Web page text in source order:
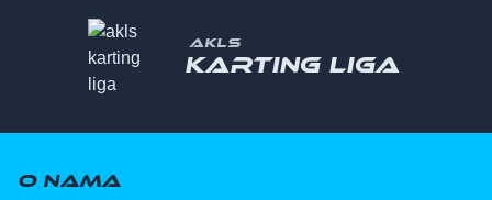
AKLS
Karting liga
O nama